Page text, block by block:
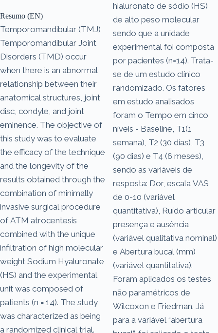
Resumo (EN)
Temporomandibular (TMJ)
Temporomandibular Joint
Disorders (TMD) occur
when there is an abnormal
relationship between their
anatomical structures, joint
disc, condyle, and joint
eminence. The objective of
this study was to evaluate
the efficacy of the technique
and the longevity of the
results obtained through the
combination of minimally
invasive surgical procedure
of ATM atrocentesis
combined with the unique
infiltration of high molecular
weight Sodium Hyaluronate
(HS) and the experimental
unit was composed of
patients (n = 14). The study
was characterized as being
a randomized clinical trial.
hialuronato de sódio (HS)
de alto peso molecular
sendo que a unidade
experimental foi composta
por pacientes (n=14). Trata-
se de um estudo clínico
randomizado. Os fatores
em estudo analisados
foram o Tempo em cinco
níveis - Baseline, T1(1
semana), T2 (30 dias), T3
(90 dias) e T4 (6 meses),
sendo as variáveis de
resposta: Dor, escala VAS
de 0-10 (variável
quantitativa), Ruído articular
presença e ausência
(variável qualitativa nominal)
e Abertura bucal (mm)
(variável quantitativa).
Foram aplicados os testes
não paramétricos de
Wilcoxon e Friedman. Já
para a variável “abertura